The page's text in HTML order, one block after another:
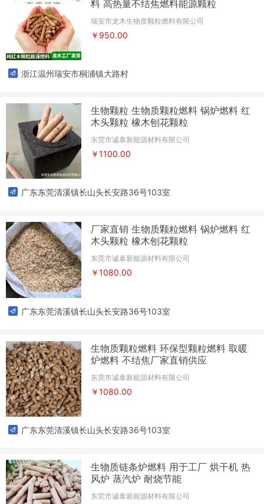
料 高热量不结焦燃料能源颗粒
瑞安市龙木生物质颗粒燃料有限公司
￥950.00
浙江温州瑞安市桐浦镇大路村
生物颗粒 生物质颗粒燃料 锅炉燃料 红
木头颗粒 橡木刨花颗粒
东莞市诚泰新能源材料有限公司
￥1100.00
广东东莞清溪镇长山头长安路36号103室
厂家直销 生物质颗粒燃料 锅炉燃料 红
木头颗粒 橡木刨花颗粒
东莞市诚泰新能源材料有限公司
￥1080.00
广东东莞清溪镇长山头长安路36号103室
生物质颗粒燃料 环保型颗粒燃料 取暖
炉燃料 不结焦厂家直销供应
东莞市诚泰新能源材料有限公司
￥1080.00
广东东莞清溪镇长山头长安路36号103室
生物质链条炉燃料 用于工厂 烘干机 热
风炉 蒸汽炉 耐烧节能
东莞市诚泰新能源材料有限公司